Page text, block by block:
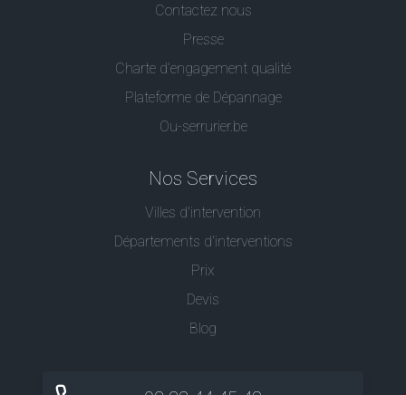
Contactez nous
Presse
Charte d’engagement qualité
Plateforme de Dépannage
Ou-serrurier.be
Nos Services
Villes d'intervention
Départements d'interventions
Prix
Devis
Blog